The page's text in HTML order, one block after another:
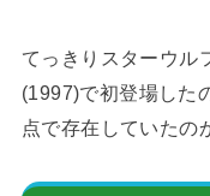
てっきりスターウル
(1997)で初登場した
点で存在していたの